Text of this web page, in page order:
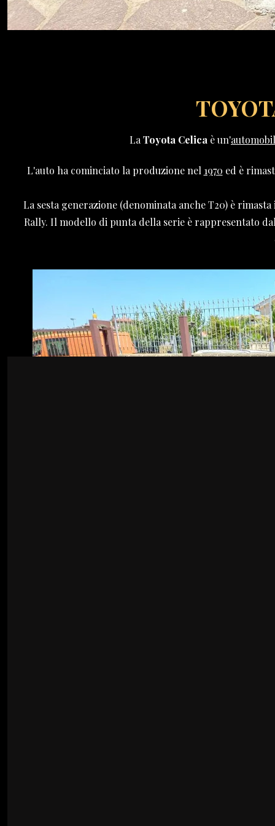
La Toyota Celica è un'
L'auto ha cominciato la produzione nel 1970 ed è
La sesta generazione (denominata anche T20) è
Rally. Il modello di punta della serie è rappresentato